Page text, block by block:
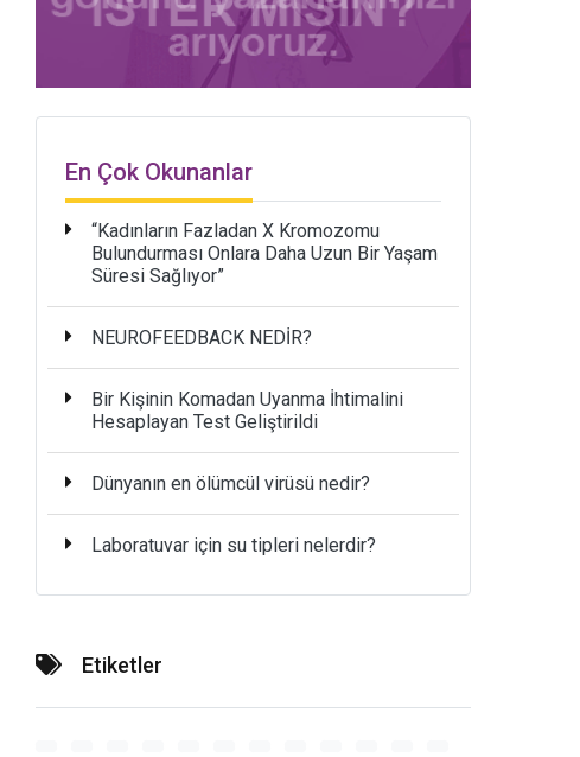
En Çok Okunanlar
“Kadınların Fazladan X Kromozomu
Bulundurması Onlara Daha Uzun Bir Yaşam
Süresi Sağlıyor”
NEUROFEEDBACK NEDİR?
Bir Kişinin Komadan Uyanma İhtimalini
Hesaplayan Test Geliştirildi
Dünyanın en ölümcül virüsü nedir?
Laboratuvar için su tipleri nelerdir?
Etiketler